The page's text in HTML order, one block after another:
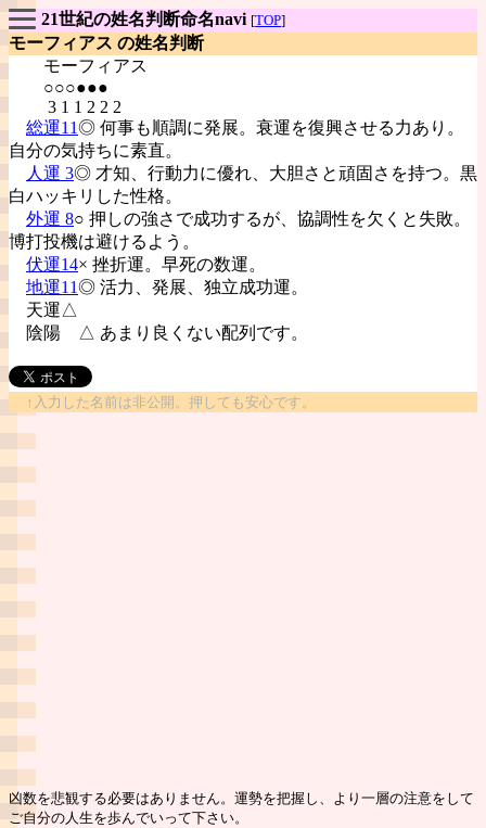
21世紀の姓名判断命名navi [TOP]
モーフィアス の姓名判断
モーフィアス
○○○●●●
3 1 1 2 2 2
総運11◎ 何事も順調に発展。衰運を復興させる力あり。
自分の気持ちに素直。
人運 3◎ 才知、行動力に優れ、大胆さと頑固さを持つ。黒
白ハッキリした性格。
外運 8○ 押しの強さで成功するが、協調性を欠くと失敗。
博打投機は避けるよう。
伏運14× 挫折運。早死の数運。
地運11◎ 活力、発展、独立成功運。
天運△
陰陽
△ あまり良くない配列です。
↑入力した名前は非公開。押しても安心です。
凶数を悲観する必要はありません。運勢を把握し、より一層の注意をして
ご自分の人生を歩んでいって下さい。